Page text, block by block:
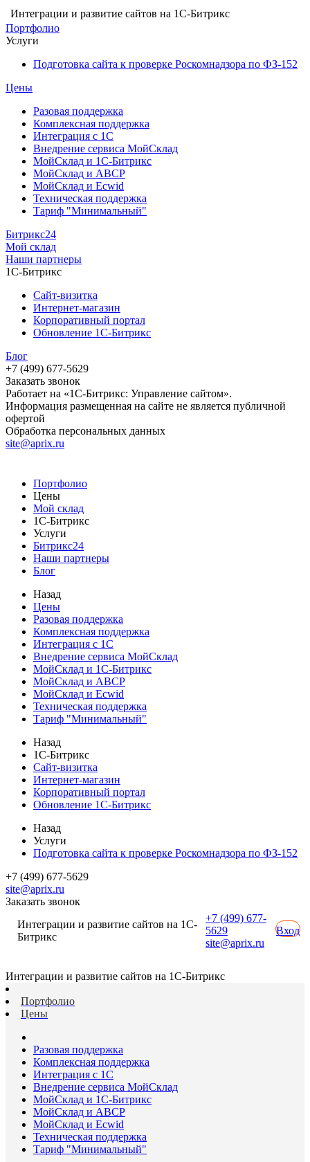
Интеграции и развитие сайтов на 1С-Битрикс
Портфолио
Услуги
Подготовка сайта к проверке Роскомнадзора по ФЗ-152
Цены
Разовая поддержка
Комплексная поддержка
Интеграция с 1С
Внедрение сервиса МойСклад
МойСклад и 1С-Битрикс
МойСклад и ABCP
МойСклад и Ecwid
Техническая поддержка
Тариф "Минимальный"
Битрикс24
Мой склад
Наши партнеры
1С-Битрикс
Сайт-визитка
Интернет-магазин
Корпоративный портал
Обновление 1С-Битрикс
Блог
+7 (499) 677-5629
Заказать звонок
Работает на «1С-Битрикс: Управление сайтом».
Информация размещенная на сайте не является публичной
офертой
Обработка персональных данных
site@aprix.ru
Портфолио
Цены
Мой склад
1С-Битрикс
Услуги
Битрикс24
Наши партнеры
Блог
Назад
Цены
Разовая поддержка
Комплексная поддержка
Интеграция с 1С
Внедрение сервиса МойСклад
МойСклад и 1С-Битрикс
МойСклад и ABCP
МойСклад и Ecwid
Техническая поддержка
Тариф "Минимальный"
Назад
1С-Битрикс
Сайт-визитка
Интернет-магазин
Корпоративный портал
Обновление 1С-Битрикс
Назад
Услуги
Подготовка сайта к проверке Роскомнадзора по ФЗ-152
+7 (499) 677-5629
site@aprix.ru
Заказать звонок
Интеграции и развитие сайтов на 1С-
Битрикс
+7 (499) 677-
5629
site@aprix.ru
Вход
Интеграции и развитие сайтов на 1С-Битрикс
Портфолио
Цены
Разовая поддержка
Комплексная поддержка
Интеграция с 1С
Внедрение сервиса МойСклад
МойСклад и 1С-Битрикс
МойСклад и ABCP
МойСклад и Ecwid
Техническая поддержка
Тариф "Минимальный"